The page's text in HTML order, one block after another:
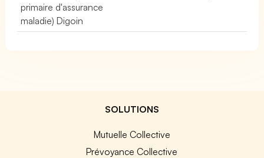
primaire d'assurance
maladie) Digoin
SOLUTIONS
Mutuelle Collective
Prévoyance Collective